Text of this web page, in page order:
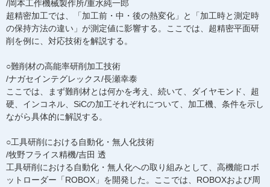
/岡本工作機械製作所/重水純一郎
超精密加工では、「加工前・中・後の熱変化」と「加工時と測定時
の保持方法の違い」が測定値に影響する。ここでは、超精密平面研
削を例に、対応技術を解説する。
○難削材の高能率研削加工技術
/ナガセインテグレックス/長瀬幸泰
ここでは、まず難削材とは何かを考え、続いて、ダイヤモンド、超
硬、インコネル、SiCの加工それぞれについて、加工機、条件を示し
ながら具体的に解説する。
○工具研削における自動化・無人化技術
/牧野フライス精機/吉田 透
工具研削における自動化・無人化への取り組みとして、高機能ロボ
ットローダー「ROBOX」を開発した。ここでは、ROBOXおよび周